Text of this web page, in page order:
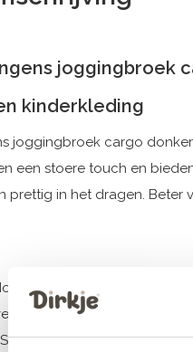
joggingbroek
kinderkleding
joggingbroek cargo
een stoere touch en
prettig in het dragen. Beter
Out of Stock
BOYS